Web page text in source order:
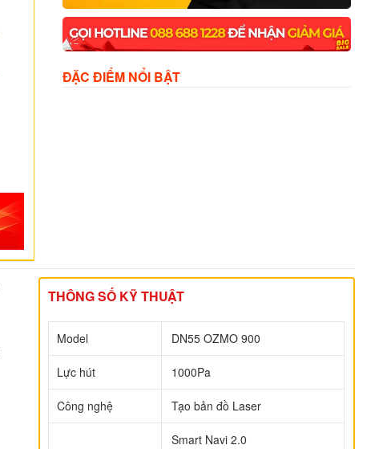
ĐẶC ĐIỂM NỔI BẬT
THÔNG SỐ KỸ THUẬT
Model DN55 OZMO 900
Lực hút 1000Pa
Công nghệ Tạo bản đồ Laser
Smart Navi 2.0